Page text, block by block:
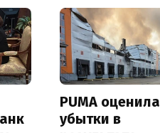
PUMA оценила
убытки в